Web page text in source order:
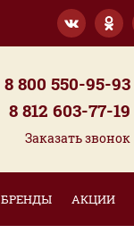
8 800 550-95-93
8 812 603-77-19
Заказать звонок
БРЕНДЫ АКЦИИ